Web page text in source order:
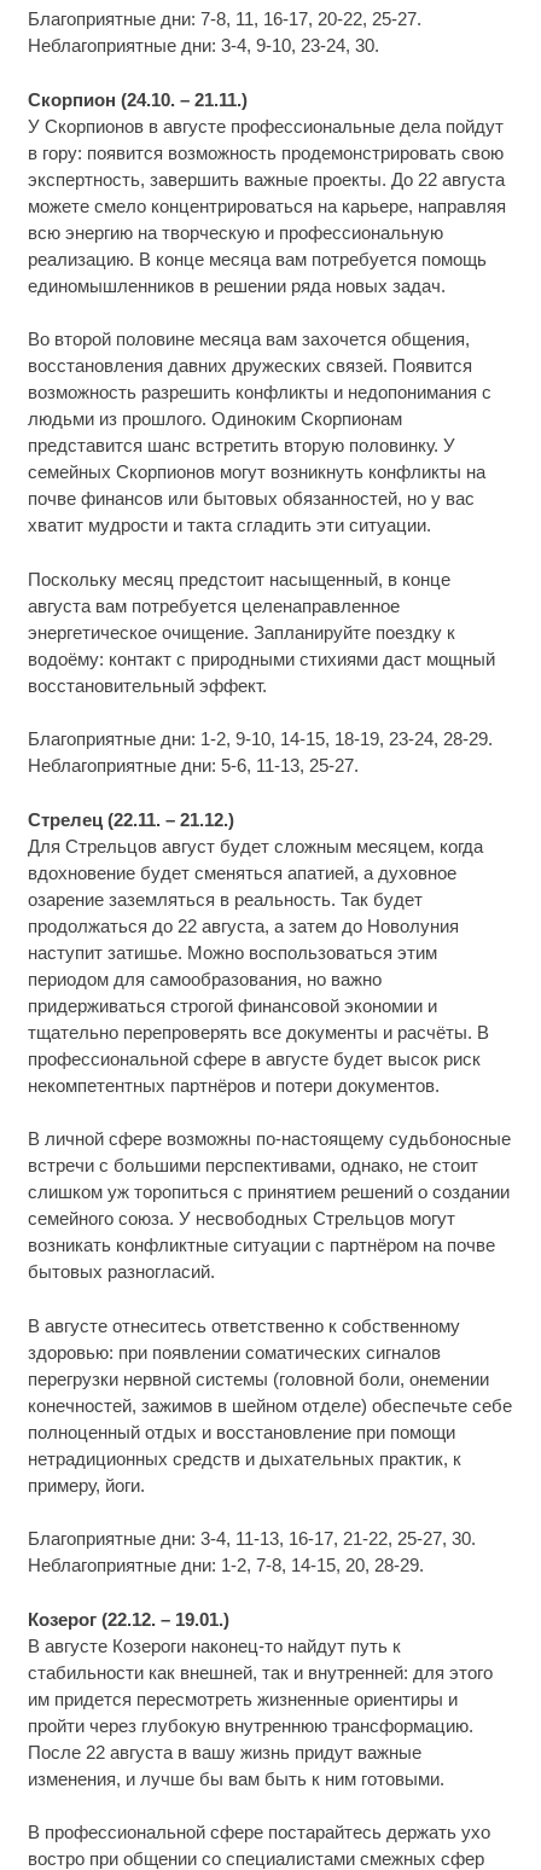
Благоприятные дни: 7-8, 11, 16-17, 20-22, 25-27.
Неблагоприятные дни: 3-4, 9-10, 23-24, 30.
Скорпион (24.10. – 21.11.)
У Скорпионов в августе профессиональные дела пойдут
в гору: появится возможность продемонстрировать свою
экспертность, завершить важные проекты. До 22 августа
можете смело концентрироваться на карьере, направляя
всю энергию на творческую и профессиональную
реализацию. В конце месяца вам потребуется помощь
единомышленников в решении ряда новых задач.
Во второй половине месяца вам захочется общения,
восстановления давних дружеских связей. Появится
возможность разрешить конфликты и недопонимания с
людьми из прошлого. Одиноким Скорпионам
представится шанс встретить вторую половинку. У
семейных Скорпионов могут возникнуть конфликты на
почве финансов или бытовых обязанностей, но у вас
хватит мудрости и такта сгладить эти ситуации.
Поскольку месяц предстоит насыщенный, в конце
августа вам потребуется целенаправленное
энергетическое очищение. Запланируйте поездку к
водоёму: контакт с природными стихиями даст мощный
восстановительный эффект.
Благоприятные дни: 1-2, 9-10, 14-15, 18-19, 23-24, 28-29.
Неблагоприятные дни: 5-6, 11-13, 25-27.
Стрелец (22.11. – 21.12.)
Для Стрельцов август будет сложным месяцем, когда
вдохновение будет сменяться апатией, а духовное
озарение заземляться в реальность. Так будет
продолжаться до 22 августа, а затем до Новолуния
наступит затишье. Можно воспользоваться этим
периодом для самообразования, но важно
придерживаться строгой финансовой экономии и
тщательно перепроверять все документы и расчёты. В
профессиональной сфере в августе будет высок риск
некомпетентных партнёров и потери документов.
В личной сфере возможны по-настоящему судьбоносные
встречи с большими перспективами, однако, не стоит
слишком уж торопиться с принятием решений о создании
семейного союза. У несвободных Стрельцов могут
возникать конфликтные ситуации с партнёром на почве
бытовых разногласий.
В августе отнеситесь ответственно к собственному
здоровью: при появлении соматических сигналов
перегрузки нервной системы (головной боли, онемении
конечностей, зажимов в шейном отделе) обеспечьте себе
полноценный отдых и восстановление при помощи
нетрадиционных средств и дыхательных практик, к
примеру, йоги.
Благоприятные дни: 3-4, 11-13, 16-17, 21-22, 25-27, 30.
Неблагоприятные дни: 1-2, 7-8, 14-15, 20, 28-29.
Козерог (22.12. – 19.01.)
В августе Козероги наконец-то найдут путь к
стабильности как внешней, так и внутренней: для этого
им придется пересмотреть жизненные ориентиры и
пройти через глубокую внутреннюю трансформацию.
После 22 августа в вашу жизнь придут важные
изменения, и лучше бы вам быть к ним готовыми.
В профессиональной сфере постарайтесь держать ухо
востро при общении со специалистами смежных сфер